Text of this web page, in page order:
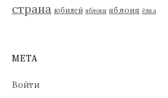
страна юбилей яблоки яблоня ёлка
МЕТА
Войти